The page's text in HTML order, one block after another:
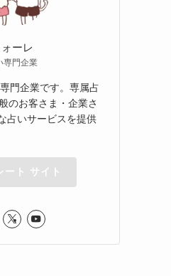
ォーレ
専門企業
門企業です。専属占
のお客さま・企業さ
占いサービスを提供
ート サイト